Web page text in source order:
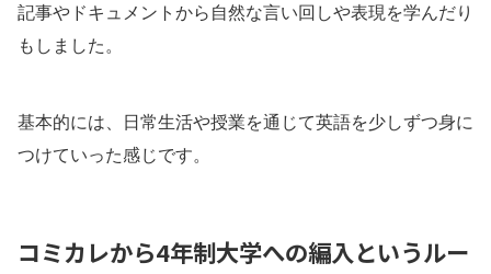
記事やドキュメントから自然な言い回しや表現を学んだり
もしました。
基本的には、日常生活や授業を通じて英語を少しずつ身に
つけていった感じです。
コミカレから4年制大学への編入というルー